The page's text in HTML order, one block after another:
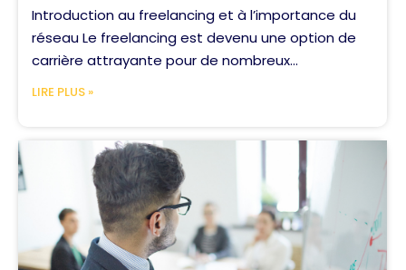
Introduction au freelancing et à l’importance du
réseau Le freelancing est devenu une option de
carrière attrayante pour de nombreux...
LIRE PLUS »